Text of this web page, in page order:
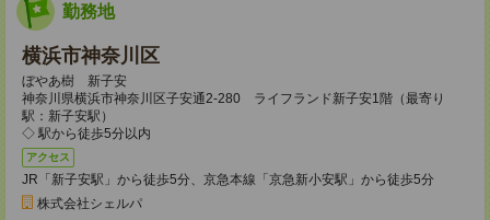
勤務地
横浜市神奈川区
ぼやあ樹 新子安
神奈川県横浜市神奈川区子安通2-280 ライフランド新子安1階（最寄り
駅：新子安駅）
◇ 駅から徒歩5分以内
アクセス
JR「新子安駅」から徒歩5分、京急本線「京急新小安駅」から徒歩5分
株式会社シェルパ